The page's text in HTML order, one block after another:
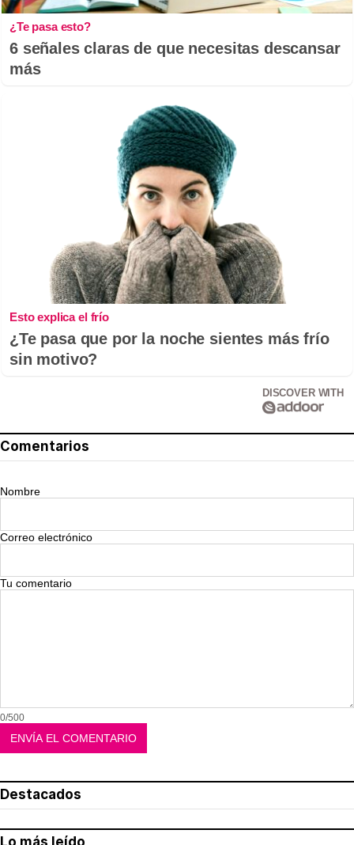
¿Te pasa esto?
6 señales claras de que necesitas descansar
más
Esto explica el frío
¿Te pasa que por la noche sientes más frío
sin motivo?
DISCOVER WITH
Comentarios
Nombre
Correo electrónico
Tu comentario
0/500
Destacados